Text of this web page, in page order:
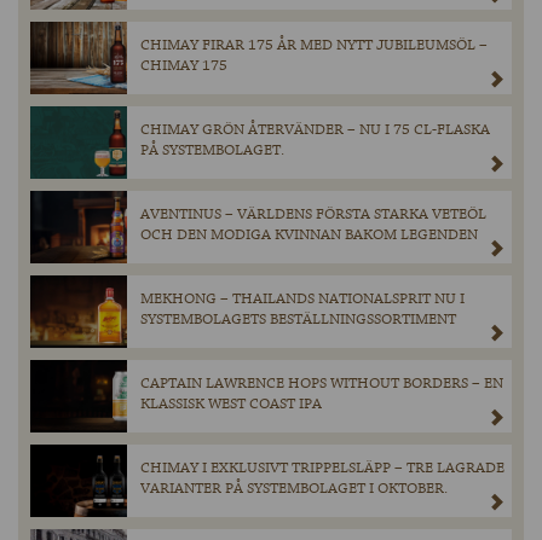
CHIMAY FIRAR 175 ÅR MED NYTT JUBILEUMSÖL –
CHIMAY 175
CHIMAY GRÖN ÅTERVÄNDER – NU I 75 CL-FLASKA
PÅ SYSTEMBOLAGET.
AVENTINUS – VÄRLDENS FÖRSTA STARKA VETEÖL
OCH DEN MODIGA KVINNAN BAKOM LEGENDEN
MEKHONG – THAILANDS NATIONALSPRIT NU I
SYSTEMBOLAGETS BESTÄLLNINGSSORTIMENT
CAPTAIN LAWRENCE HOPS WITHOUT BORDERS – EN
KLASSISK WEST COAST IPA
CHIMAY I EXKLUSIVT TRIPPELSLÄPP – TRE LAGRADE
VARIANTER PÅ SYSTEMBOLAGET I OKTOBER.